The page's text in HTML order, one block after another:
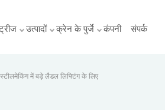
उत्पादों क्रेन के पुर्जे कंपनी संपर्क
में बड़े लैडल लिफ्टिंग के लिए